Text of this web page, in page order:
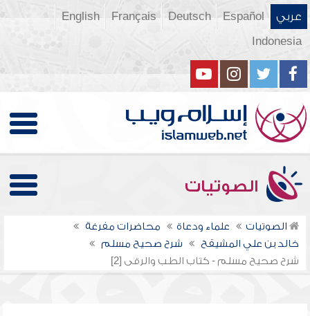
عربي Español
Deutsch
Français
English
Indonesia
الصوتيات
الصوتيات علماء ودعاة
محاضرات مفرغة
خالد بن علي المشيقح
شرح صحيح مسلم
شرح صحيح مسلم - كتاب الطب والرقى [2]